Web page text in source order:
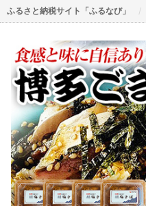
ふるさと納税サイト「ふるなび」